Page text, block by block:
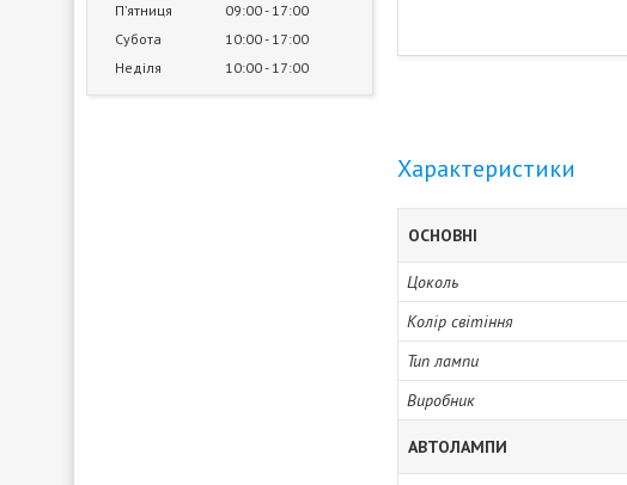
Пʼятниця
09:00 17:00
Субота
10:00 17:00
Неділя
10:00 17:00
Характеристики
ОСНОВНІ
Цоколь
Колір світіння
Тип лампи
Виробник
АВТОЛАМПИ